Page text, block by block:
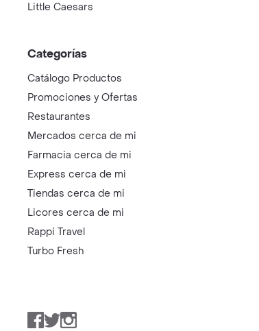
Little Caesars
Categorías
Catálogo Productos
Promociones y Ofertas
Restaurantes
Mercados cerca de mi
Farmacia cerca de mi
Express cerca de mi
Tiendas cerca de mi
Licores cerca de mi
Rappi Travel
Turbo Fresh
Facebook
TwitterInstagram